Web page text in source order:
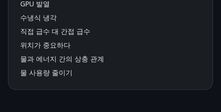
GPU 발열
수냉식 냉각
직접 급수 대 간접 급수
위치가 중요하다
물과 에너지 간의 상충 관계
물 사용량 줄이기